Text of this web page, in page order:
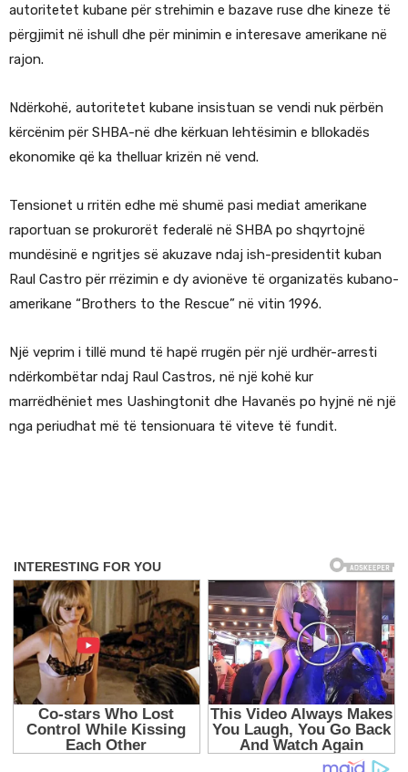
autoritetet kubane për strehimin e bazave ruse dhe kineze të
përgjimit në ishull dhe për minimin e interesave amerikane në
rajon.
Ndërkohë, autoritetet kubane insistuan se vendi nuk përbën
kërcënim për SHBA-në dhe kërkuan lehtësimin e bllokadës
ekonomike që ka thelluar krizën në vend.
Tensionet u rritën edhe më shumë pasi mediat amerikane
raportuan se prokurorët federalë në SHBA po shqyrtojnë
mundësinë e ngritjes së akuzave ndaj ish-presidentit kuban
Raul Castro për rrëzimin e dy avionëve të organizatës kubano-
amerikane “Brothers to the Rescue” në vitin 1996.
Një veprim i tillë mund të hapë rrugën për një urdhër-arresti
ndërkombëtar ndaj Raul Castros, në një kohë kur
marrëdhëniet mes Uashingtonit dhe Havanës po hyjnë në një
nga periudhat më të tensionuara të viteve të fundit.